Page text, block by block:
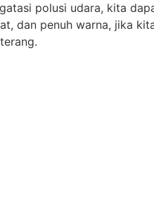
polusi udara, kita
dan penuh warna, jika